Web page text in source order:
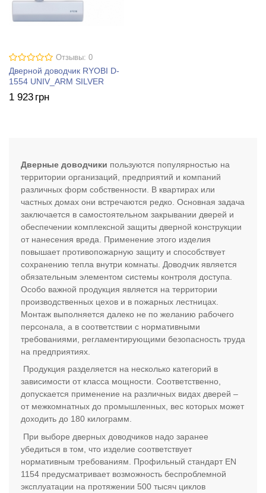
Отзывы: 0
Дверной доводчик RYOBI D-
1554 UNIV_ARM SILVER
1 923 грн
Дверные доводчики пользуются популярностью на
территории организаций, предприятий и компаний
различных форм собственности. В квартирах или
частных домах они встречаются редко. Основная задача
заключается в самостоятельном закрывании дверей и
обеспечении комплексной защиты дверной конструкции
от нанесения вреда. Применение этого изделия
повышает противопожарную защиту и способствует
сохранению тепла внутри комнаты. Доводчик является
обязательным элементом системы контроля доступа.
Особо важной продукция является на территории
производственных цехов и в пожарных лестницах.
Монтаж выполняется далеко не по желанию рабочего
персонала, а в соответствии с нормативными
требованиями, регламентирующими безопасность труда
на предприятиях.
Продукция разделяется на несколько категорий в
зависимости от класса мощности. Соответственно,
допускается применение на различных видах дверей –
от межкомнатных до промышленных, вес которых может
доходить до 180 килограмм.
При выборе дверных доводчиков надо заранее
убедиться в том, что изделие соответствует
нормативным требованиям. Профильный стандарт EN
1154 предусматривает возможность беспроблемной
эксплуатации на протяжении 500 тысяч циклов